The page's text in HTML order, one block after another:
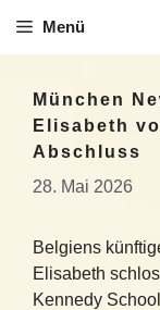
Inhalt
Menü
München
Elisabeth
Abschluss
28. Mai 2026
Belgiens
Elisabeth
Kennedy